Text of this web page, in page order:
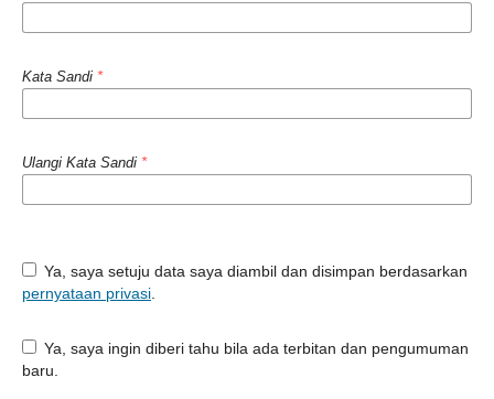
Kata Sandi *
Ulangi Kata Sandi *
Ya, saya setuju data saya diambil dan disimpan berdasarkan
pernyataan privasi.
Ya, saya ingin diberi tahu bila ada terbitan dan pengumuman
baru.